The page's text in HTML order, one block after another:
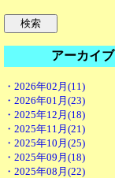
アーカイブ
・2026年02月(11)
・2026年01月(23)
・2025年12月(18)
・2025年11月(21)
・2025年10月(25)
・2025年09月(18)
・2025年08月(22)